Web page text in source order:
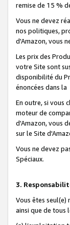
remise de 15 %
Vous ne devez
nos politiques,
d'Amazon, vous
Les prix des
votre Site sont
disponibilité du
énoncées dans la
En outre, si vous
moteur de
d'Amazon, vous
sur le Site
Vous ne devez
Spéciaux.
3.
Vous êtes
ainsi que de tous